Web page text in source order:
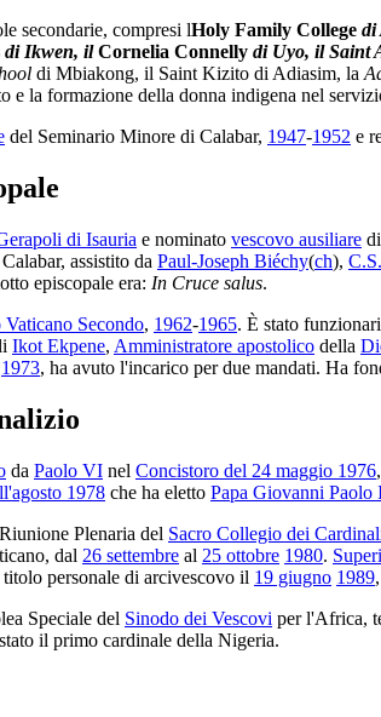
secondarie, compresi lHoly Family College di
di Ikwen, ilCornelia Connelly di Uyo, il Saint
di Mbiakong, il Saint Kizito di Adiasim, la
e la formazione della donna indigena nel
del Seminario Minore di Calabar, 1947-1952 e
di Isauria e nominato vescovo ausiliare di
assistito da Paul-Joseph Biéchy(ch),
episcopale era: In Cruce salus.
Secondo, 1962-1965. È stato
Ikot Ekpene, Amministratore apostolico della
1973, ha avuto l'incarico per due mandati. Ha
da Paolo VI nel Concistoro del 24 maggio 1976
1978 che ha eletto Papa Giovanni Paolo
Plenaria del Sacro Collegio dei
dal 26 settembre al 25 ottobre 1980.
personale di arcivescovo il 19 giugno 1989
Speciale del Sinodo dei Vescovi per l'Africa,
il primo cardinale della Nigeria.